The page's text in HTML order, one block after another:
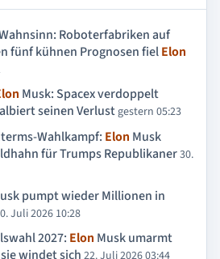
Roboterfabriken auf
fünf kühnen Prognosen fielElon
Musk: Spacex verdoppelt
seinen Verlustgestern 05:23
Wahlkampf: Elon Musk
für Trumps Re­publikaner30.
pumpt wieder Millionen in
Juli 2026 10:28
2027: Elon Musk umarmt
windet sich